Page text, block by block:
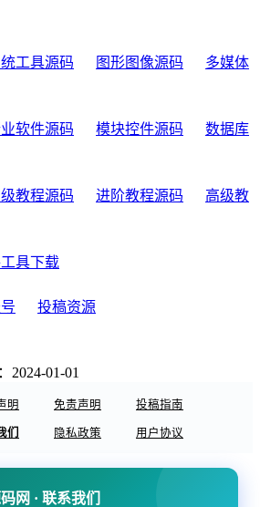
工具源码 图形图像源码
多媒体
软件源码 模块控件源码
数据库
教程源码 进阶教程源码
高级教
具下载
投稿资源
2024-01-01
明 免责声明 投稿指南
们 隐私政策 用户协议
网 · 联系我们